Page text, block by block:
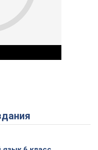
Video